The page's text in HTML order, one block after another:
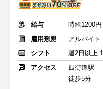
給与
時給1200
雇用形態
アルバイト
シフト
週2日以上
アクセス
四街道駅
徒歩5分